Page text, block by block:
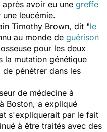
avoir eu une greffe
leucémie.
Timothy Brown, dit "le
au monde de guérison
pour les deux
la mutation génétique
pénétrer dans les
de médecine à
Boston, a expliqué
s'expliquerait par le fait
à être traités avec des